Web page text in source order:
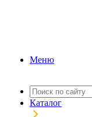
Меню
Каталог